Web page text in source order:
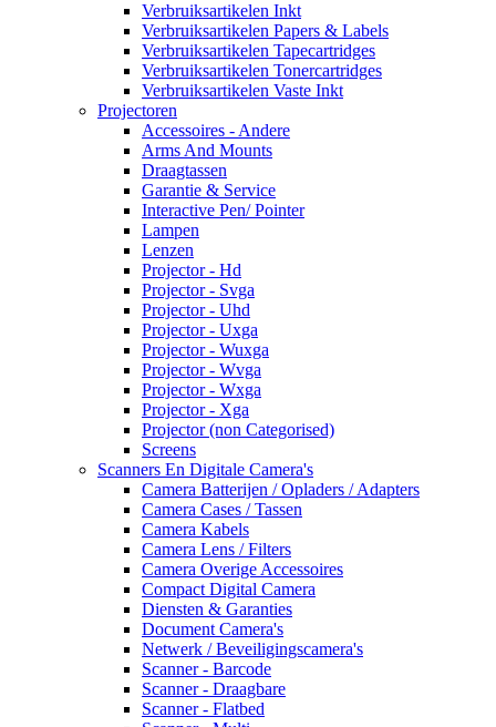
Verbruiksartikelen Inkt
Verbruiksartikelen Papers & Labels
Verbruiksartikelen Tapecartridges
Verbruiksartikelen Tonercartridges
Verbruiksartikelen Vaste Inkt
Projectoren
Accessoires - Andere
Arms And Mounts
Draagtassen
Garantie & Service
Interactive Pen/ Pointer
Lampen
Lenzen
Projector - Hd
Projector - Svga
Projector - Uhd
Projector - Uxga
Projector - Wuxga
Projector - Wvga
Projector - Wxga
Projector - Xga
Projector (non Categorised)
Screens
Scanners En Digitale Camera's
Camera Batterijen / Opladers / Adapters
Camera Cases / Tassen
Camera Kabels
Camera Lens / Filters
Camera Overige Accessoires
Compact Digital Camera
Diensten & Garanties
Document Camera's
Netwerk / Beveiligingscamera's
Scanner - Barcode
Scanner - Draagbare
Scanner - Flatbed